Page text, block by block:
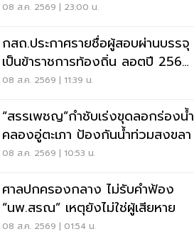
08 ส.ค. 2569 | 23:00 น.
กสถ.ประกาศรายชื่อผู้สอบผ่านบรรจุ
เป็นข้าราชการท้องถิ่น ลอตปี 2568
ใหม่
08 ส.ค. 2569 | 11:39 น.
“สรรเพชญ”กำชับเร่งขุดลอกร่องน้ำ
คลองอู่ตะเภา ป้องกันน้ำท่วมสงขลา
08 ส.ค. 2569 | 10:53 น.
ศาลปกครองกลาง ไม่รับคำฟ้อง
“นพ.สรณ” เหตุยังไม่ใช่ผู้เสียหาย
08 ส.ค. 2569 | 01:54 น.